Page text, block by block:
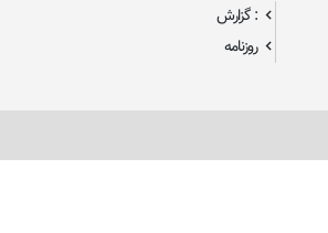
: گزارش
روزنامه